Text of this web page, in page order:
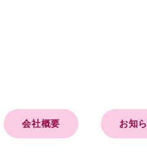
会社概要 お知